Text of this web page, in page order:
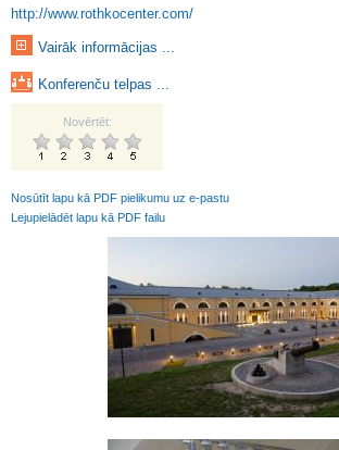
http://www.rothkocenter.com/
Vairāk informācijas ...
Konferenču telpas ...
Novērtēt:
Nosūtīt lapu kā PDF pielikumu uz e-pastu
Lejupielādēt lapu kā PDF failu